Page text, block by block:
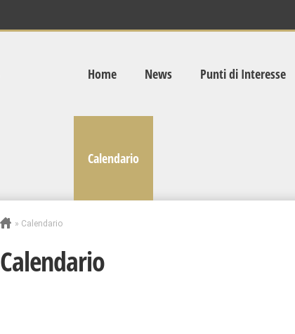
Home News Punti di Interesse
Calendario
» Calendario
Calendario